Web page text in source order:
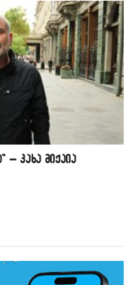
– კახა მიქაია